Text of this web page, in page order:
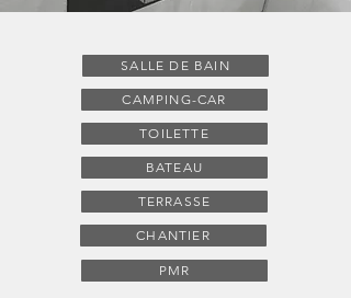
SALLE DE BAIN
CAMPING-CAR
TOILETTE
BATEAU
TERRASSE
CHANTIER
PMR